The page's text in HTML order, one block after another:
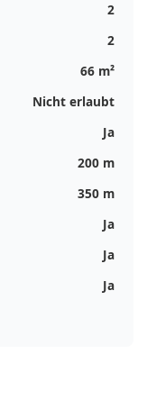
2
2
66 m²
Nicht erlaubt
Ja
200 m
350 m
Ja
Ja
Ja